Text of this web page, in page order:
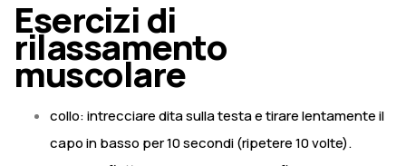
Esercizi di
rilassamento
muscolare
collo: intrecciare dita sulla testa e tirare lentamente il
capo in basso per 10 secondi (ripetere 10 volte).